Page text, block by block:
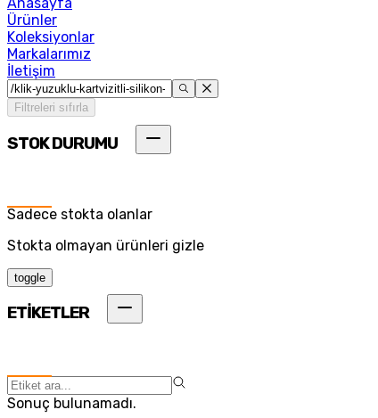
Anasayfa
Ürünler
Koleksiyonlar
Markalarımız
İletişim
Filtreleri sıfırla
STOK DURUMU
Sadece stokta olanlar
Stokta olmayan ürünleri gizle
toggle
ETİKETLER
Sonuç bulunamadı.